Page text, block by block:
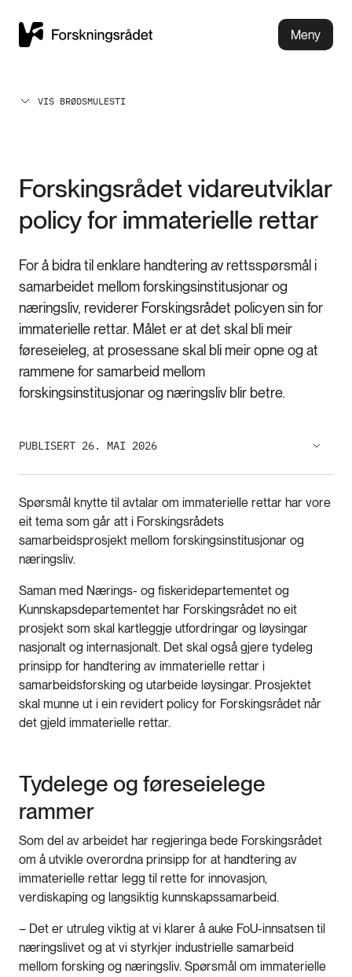
Meny
VIS BRØDSMULESTI
Forskingsrådet vidareutviklar
policy for immaterielle rettar
For å bidra til enklare handtering av rettsspørsmål i
samarbeidet mellom forskingsinstitusjonar og
næringsliv, reviderer Forskingsrådet policyen sin for
immaterielle rettar. Målet er at det skal bli meir
føreseieleg, at prosessane skal bli meir opne og at
rammene for samarbeid mellom
forskingsinstitusjonar og næringsliv blir betre.
PUBLISERT 26. MAI 2026
Spørsmål knytte til avtalar om immaterielle rettar har vore
eit tema som går att i Forskingsrådets
samarbeidsprosjekt mellom forskingsinstitusjonar og
næringsliv.
Saman med Nærings- og fiskeridepartementet og
Kunnskapsdepartementet har Forskingsrådet no eit
prosjekt som skal kartleggje utfordringar og løysingar
nasjonalt og internasjonalt. Det skal også gjere tydeleg
prinsipp for handtering av immaterielle rettar i
samarbeidsforsking og utarbeide løysingar. Prosjektet
skal munne ut i ein revidert policy for Forskingsrådet når
det gjeld immaterielle rettar.
Tydelege og føreseielege
rammer
Som del av arbeidet har regjeringa bede Forskingsrådet
om å utvikle overordna prinsipp for at handtering av
immaterielle rettar legg til rette for innovasjon,
verdiskaping og langsiktig kunnskapssamarbeid.
– Det er utruleg viktig at vi klarer å auke FoU-innsatsen til
næringslivet og at vi styrkjer industrielle samarbeid
mellom forsking og næringsliv. Spørsmål om immaterielle